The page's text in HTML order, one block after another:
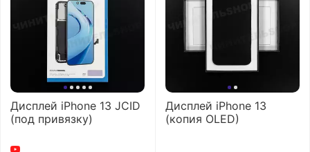
Дисплей iPhone 13 JCID
(под привязку)
Дисплей iPhone 13
(копия OLED)